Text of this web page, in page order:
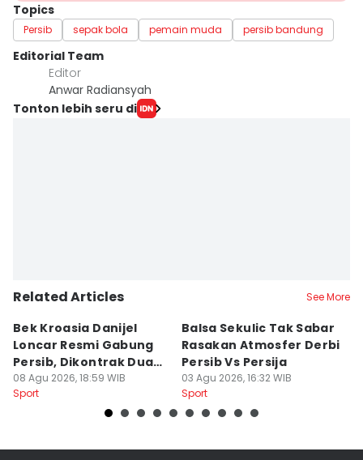
Topics
Persib sepak bola pemain muda persib bandung
Editorial Team
Editor
Anwar Radiansyah
Tonton lebih seru di
Related Articles See More
Bek Kroasia Danijel
Loncar Resmi Gabung
Persib, Dikontrak Dua
Musim
08 Agu 2026, 18:59 WIB
Sport
Balsa Sekulic Tak Sabar
Rasakan Atmosfer Derbi
Persib Vs Persija
03 Agu 2026, 16:32 WIB
Sport